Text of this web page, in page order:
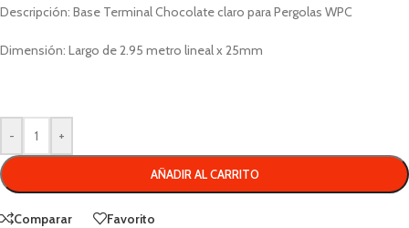
Descripción: Base Terminal Chocolate claro para Pergolas WPC
Dimensión: Largo de 2.95 metro lineal x 25mm
- +
AÑADIR AL CARRITO
Comparar Favorito